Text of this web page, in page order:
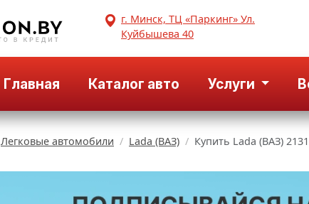
г. Минск, ТЦ «Паркинг» Ул.
Куйбышева 40
Главная Каталог авто Услуги
Легковые автомобили Lada (ВАЗ) Купить Lada (ВАЗ)